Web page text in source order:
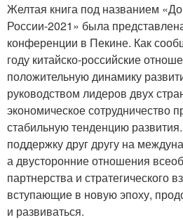
Желтая книга под названием
России-2021» была
конференции в Пекине. Как
году китайско-российские
положительную динамику
руководством лидеров двух
экономическое сотрудничество
стабильную тенденцию
поддержку друг другу на
а двусторонние отношения
партнерства и стратегического
вступающие в новую эпоху,
и развиваться.